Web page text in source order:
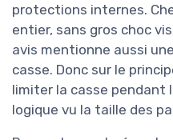
protections internes.
entier, sans gros choc
avis mentionne aussi
casse. Donc sur le
limiter la casse pendant
logique vu la taille des